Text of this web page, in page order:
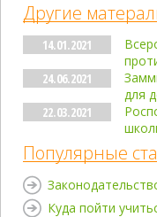
Другие
14.01.2021
24.06.2021
для
22.03.2021
Популярные
Куда пойти